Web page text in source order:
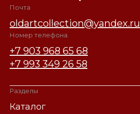
Почта
oldartcollection@yandex.ru
Номер телефона
+7 903 968 65 68
+7 993 349 26 58
Разделы
Каталог